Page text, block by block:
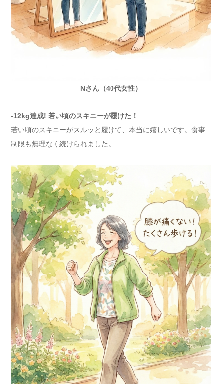
Nさん（40代女性）
-12kg達成! 若い頃のスキニーが履けた！
若い頃のスキニーがスルッと履けて、本当に嬉しいです。食事
制限も無理なく続けられました。